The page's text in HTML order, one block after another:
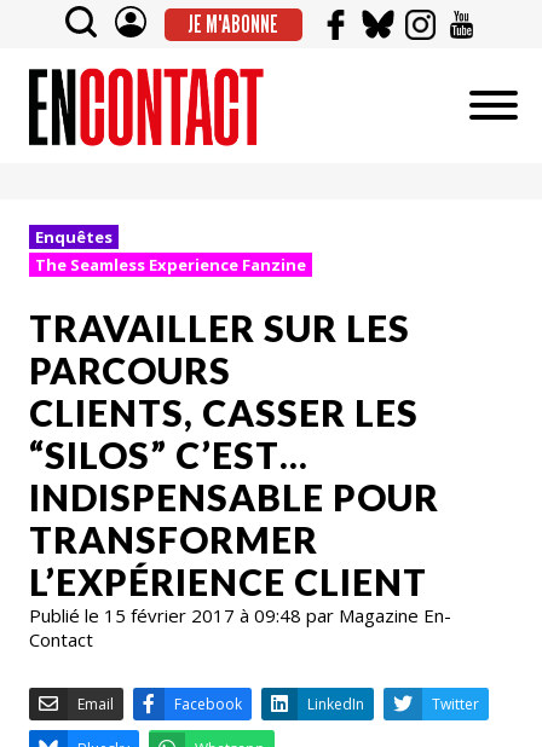
JE M'ABONNE
Enquêtes
The Seamless Experience Fanzine
TRAVAILLER SUR LES
PARCOURS
CLIENTS, CASSER LES
“SILOS” C’EST…
INDISPENSABLE POUR
TRANSFORMER
L’EXPÉRIENCE CLIENT
Publié le 15 février 2017 à 09:48 par Magazine En-
Contact